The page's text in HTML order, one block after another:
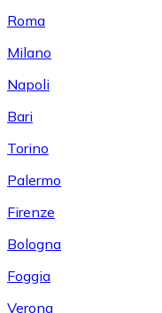
Roma
Milano
Napoli
Bari
Torino
Palermo
Firenze
Bologna
Foggia
Verona